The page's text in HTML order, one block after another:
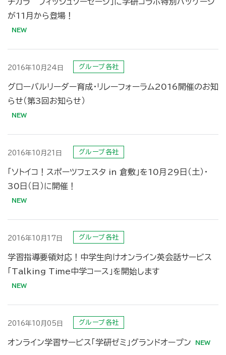
が11月から登場！
2016年10月24日 グループ各社
グローバルリーダー育成・リレーフォーラム2016開催のお知
らせ（第3回お知らせ）
2016年10月21日 グループ各社
「ソトイコ！スポーツフェスタ in 倉敷」を10月29日（土）・
30日（日）に開催！
2016年10月17日 グループ各社
学習指導要領対応！中学生向けオンライン英会話サービス
「Talking Time中学コース」を開始します
2016年10月05日 グループ各社
オンライン学習サービス「学研ゼミ」グランドオープン